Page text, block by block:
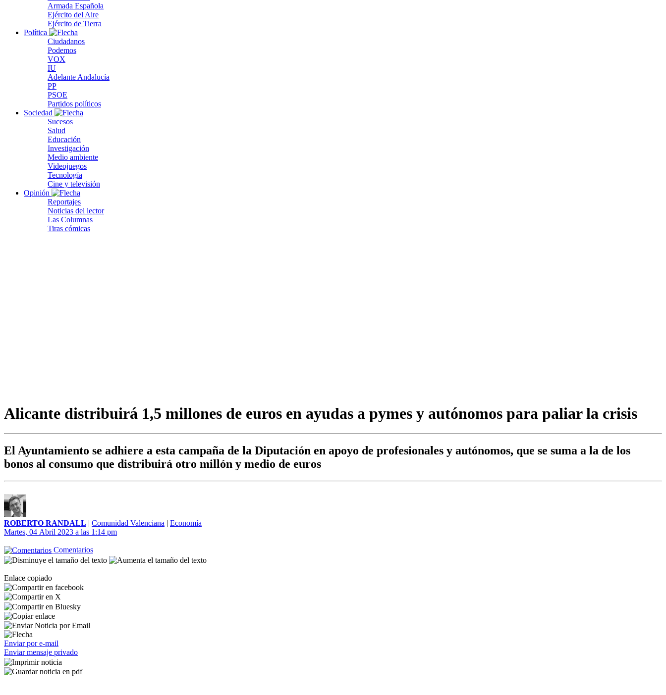
Armada Española
Ejército del Aire
Ejército de Tierra
Política
Ciudadanos
Podemos
VOX
IU
Adelante Andalucía
PP
PSOE
Partidos políticos
Sociedad
Sucesos
Salud
Educación
Investigación
Medio ambiente
Videojuegos
Tecnología
Cine y televisión
Opinión
Reportajes
Noticias del lector
Las Columnas
Tiras cómicas
Alicante distribuirá 1,5 millones de euros en ayudas a pymes y autónomos para paliar la crisis
El Ayuntamiento se adhiere a esta campaña de la Diputación en apoyo de profesionales y autónomos, que se suma a la de los
bonos al consumo que distribuirá otro millón y medio de euros
ROBERTO RANDALL | Comunidad Valenciana | Economía
Martes, 04 Abril 2023 a las 1:14 pm
Comentarios
Enlace copiado
Enviar por e-mail
Enviar mensaje privado